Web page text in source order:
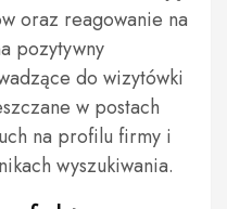
oraz reagowanie na
pozytywny
do wizytówki
w postach
na profilu firmy i
wyszukiwania.